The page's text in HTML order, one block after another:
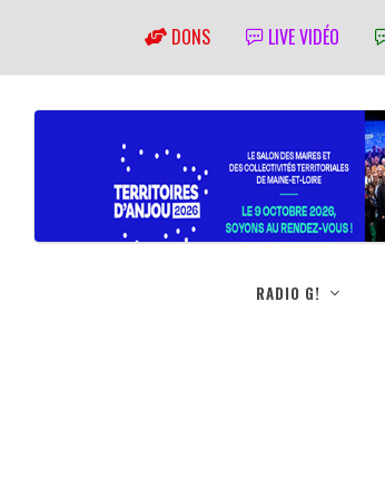
DONS LIVE VIDÉO
RADIO G!